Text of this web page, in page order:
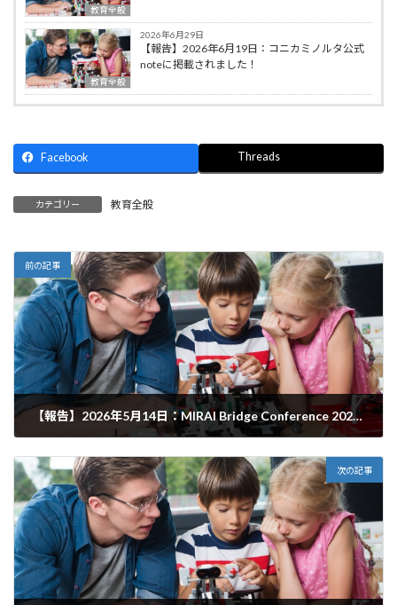
教育全般
教育全般
2026年6月29日
【報告】2026年6月19日：コニカミノルタ公式
noteに掲載されました！
Facebook Threads
カテゴリー 教育全般
前の記事
【報告】2026年5月14日：MIRAI Bridge Conference 2026 Tokyo開催しました①
次の記事